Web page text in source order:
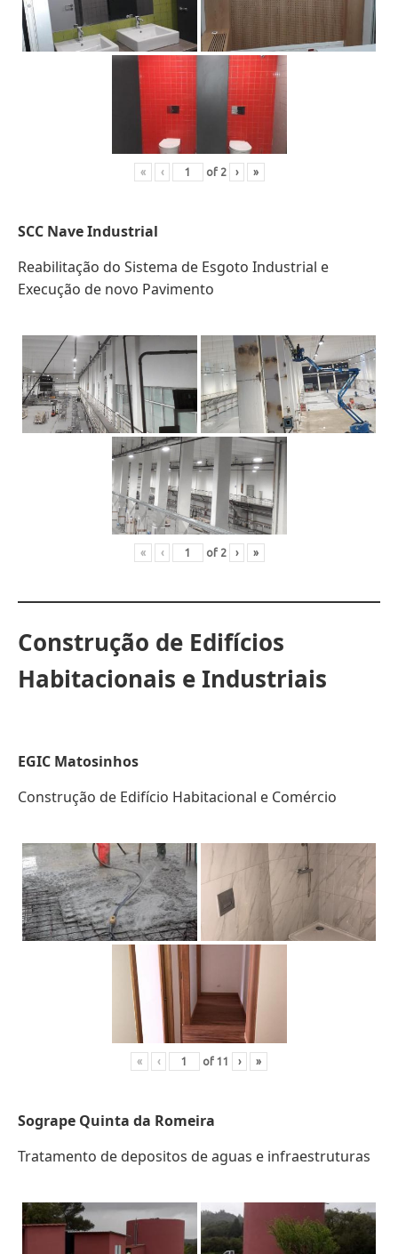
« ‹ of 2 › »
SCC Nave Industrial
Reabilitação do Sistema de Esgoto Industrial e
Execução de novo Pavimento
« ‹ of 2 › »
Construção de Edifícios
Habitacionais e Industriais
EGIC Matosinhos
Construção de Edifício Habitacional e Comércio
« ‹ of 11 › »
Sogrape Quinta da Romeira
Tratamento de depositos de aguas e infraestruturas